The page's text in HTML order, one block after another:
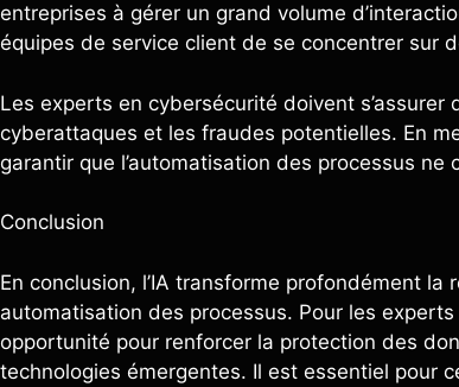
entreprises à gérer un grand volume
équipes de service client de se concentrer sur
Les experts en cybersécurité doivent
cyberattaques et les fraudes potentielles. En
garantir que l’automatisation des processus
Conclusion
En conclusion, l’IA transforme profondément
automatisation des processus. Pour les
opportunité pour renforcer la protection des
technologies émergentes. Il est essentiel pour